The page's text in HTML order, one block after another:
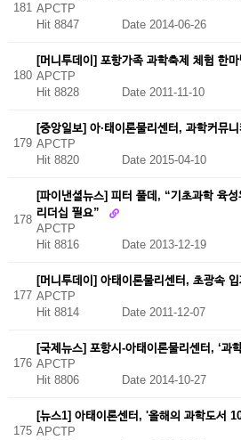
181 APCTP
Hit 8847
Date 2014-06-26
180
[머니투데이] 포항가족 과학축제 체험 한
APCTP
Hit 8828
Date 2011-11-10
179
[중앙일보] 아·태이론물리센터, 과학커뮤
APCTP
Hit 8820
Date 2015-04-10
178
[파이낸셜뉴스] 피터 풀데, “기초과학 육
리더십 필요”
APCTP
Hit 8816 Date 2013-12-19
177
[머니투데이] 아태이론물리센터, 초광속
APCTP
Hit 8814
Date 2011-12-07
176
[국제뉴스] 포항시-아태이론물리센터, ‘과
APCTP
Hit 8806
Date 2014-10-27
175
[뉴스1] 아태이론센터, '올해의 과학도서
APCTP